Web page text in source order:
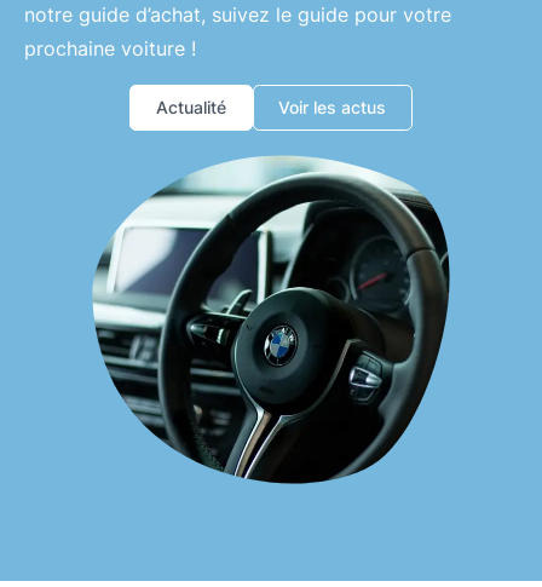
notre guide d’achat, suivez le guide pour votre
prochaine voiture !
Actualité Voir les actus